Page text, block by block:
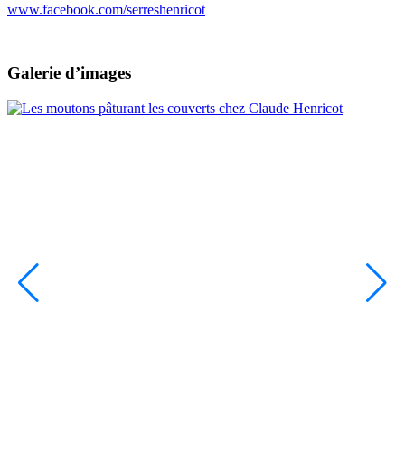
www.facebook.com/serreshenricot
Galerie d’images
Image